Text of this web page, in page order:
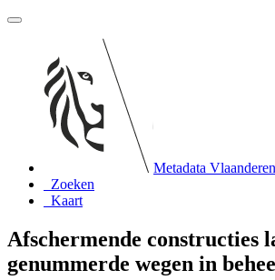
Metadata Vlaanderen
Zoeken
Kaart
Afschermende constructies
genummerde wegen in